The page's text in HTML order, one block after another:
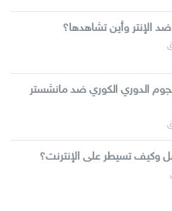
الإنتر وأين تشاهدها؟
الدوري الكوري ضد مانشستر
وكيف تسيطر على الإنترنت؟